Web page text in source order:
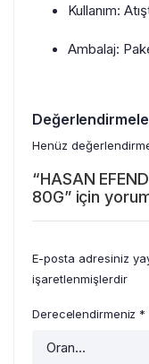
Kullanım:
Ambalaj:
Henüz
“HASAN
80G” için
E-posta adresiniz
işaretlenmişlerdir
Derecelendirmeniz *